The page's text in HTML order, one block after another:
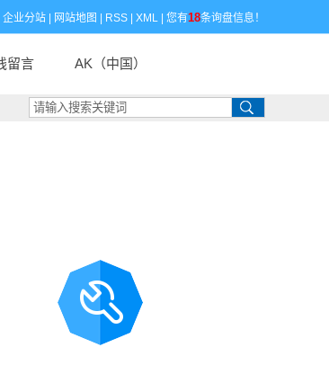
企业分站 网站地图 RSS XML 您有18条询盘信息！
留言 AK（中国）